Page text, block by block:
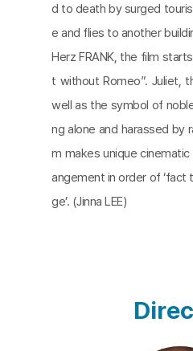
d to death by surged
e and flies to another
Herz FRANK, the film
t without Romeo”. Juliet,
well as the symbol of
ng alone and harassed by
m makes unique
angement in order of
ge’. (Jinna LEE)